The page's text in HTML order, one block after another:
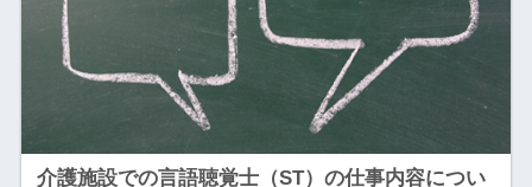
介護施設での言語聴覚士（ST）の仕事内容につい